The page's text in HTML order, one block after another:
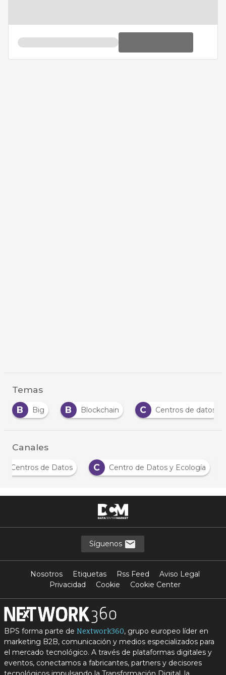
Temas
B
Big B Blockchain C Centros de datos
Canales
Centros de Datos C Centro de Datos y Ecología
Síguenos
Nosotros Etiquetas Rss Feed
Aviso Legal
Privacidad
Cookie Cookie Center
BPS forma parte de Nextwork360, grupo europeo líder en
marketing B2B, comunicación y medios especializados para
el mercado tecnológico. A través de plataformas digitales y
eventos, conectamos a fabricantes, partners y decisores